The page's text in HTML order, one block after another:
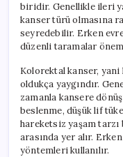
biridir. Genellikle ileri
kanser türü olmasına
seyredebilir. Erken
düzenli taramalar
Kolorektal kanser, yani
oldukça yaygındır.
zamanla kansere
beslenme, düşük lif
hareketsiz yaşam
arasında yer alır.
yöntemleri kullanılır.